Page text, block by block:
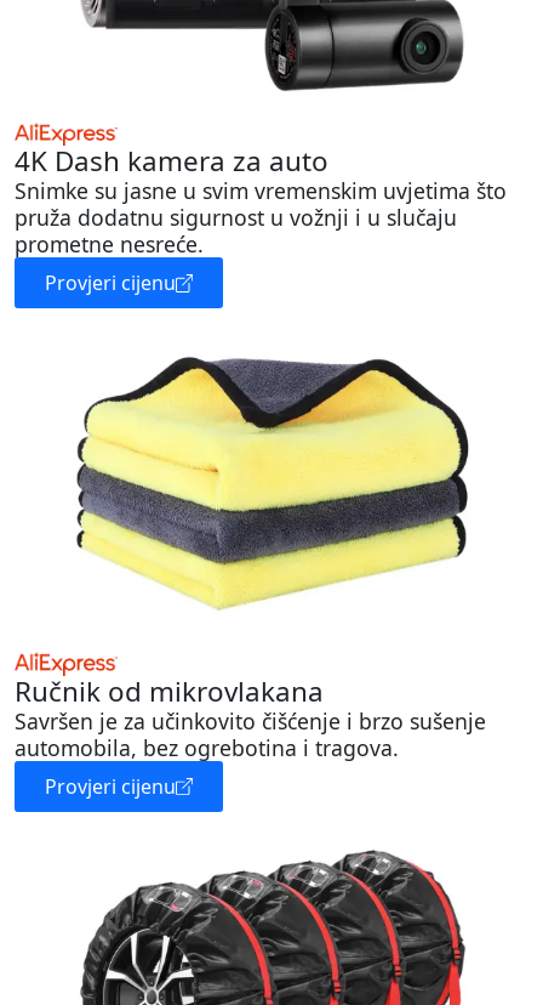
4K Dash kamera za auto
Snimke su jasne u svim vremenskim uvjetima što
pruža dodatnu sigurnost u vožnji i u slučaju
prometne nesreće.
Provjeri cijenu
Ručnik od mikrovlakana
Savršen je za učinkovito čišćenje i brzo sušenje
automobila, bez ogrebotina i tragova.
Provjeri cijenu